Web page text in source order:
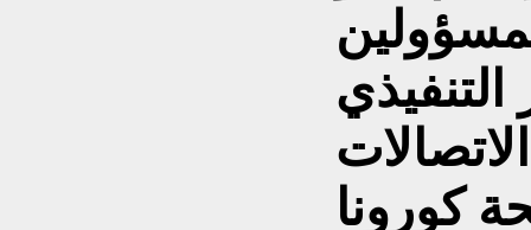
كورونا